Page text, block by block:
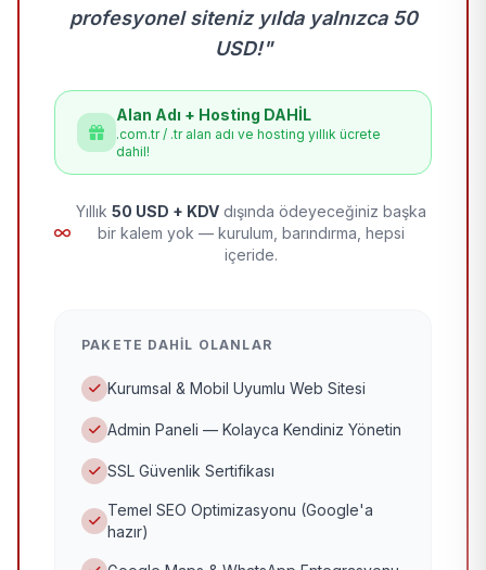
profesyonel siteniz yılda yalnızca 50
USD!"
Alan Adı + Hosting DAHİL
.com.tr / .tr alan adı ve hosting yıllık ücrete
dahil!
Yıllık 50 USD + KDV dışında ödeyeceğiniz başka
bir kalem yok — kurulum, barındırma, hepsi
içeride.
PAKETE DAHIL OLANLAR
Kurumsal & Mobil Uyumlu Web Sitesi
Admin Paneli — Kolayca Kendiniz Yönetin
SSL Güvenlik Sertifikası
Temel SEO Optimizasyonu (Google'a
hazır)